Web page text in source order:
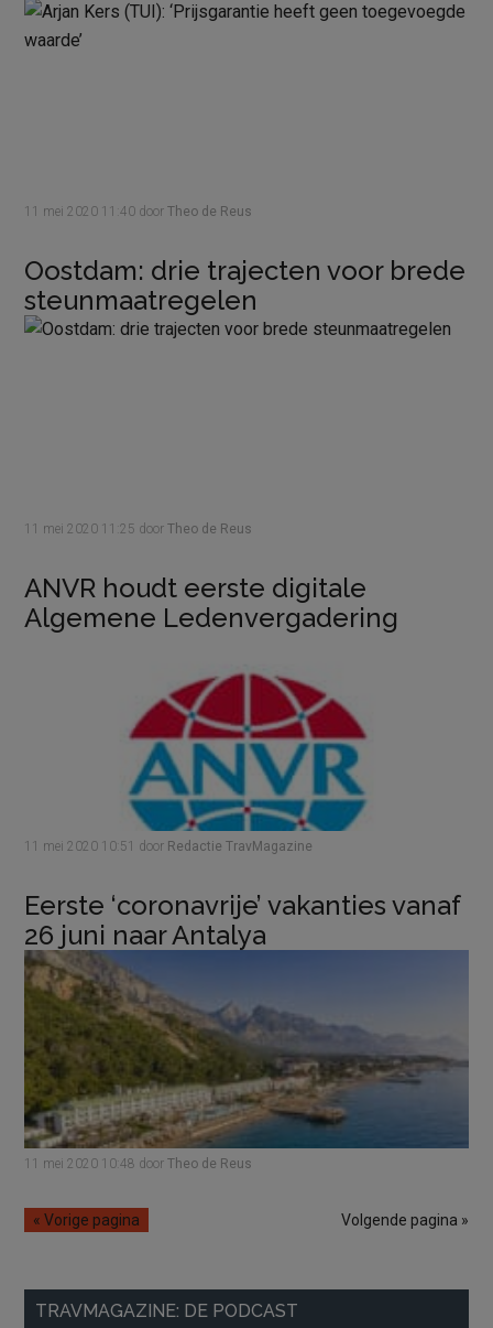
11 mei 2020 11:40 doorTheo de Reus
Oostdam: drie trajecten voor brede
steunmaatregelen
11 mei 2020 11:25 doorTheo de Reus
ANVR houdt eerste digitale
Algemene Ledenvergadering
11 mei 2020 10:51 door Redactie TravMagazine
Eerste ‘coronavrije’ vakanties vanaf
26 juni naar Antalya
11 mei 2020 10:48 doorTheo de Reus
« Vorige pagina Volgende pagina »
Primaire
TRAVMAGAZINE: DE PODCAST